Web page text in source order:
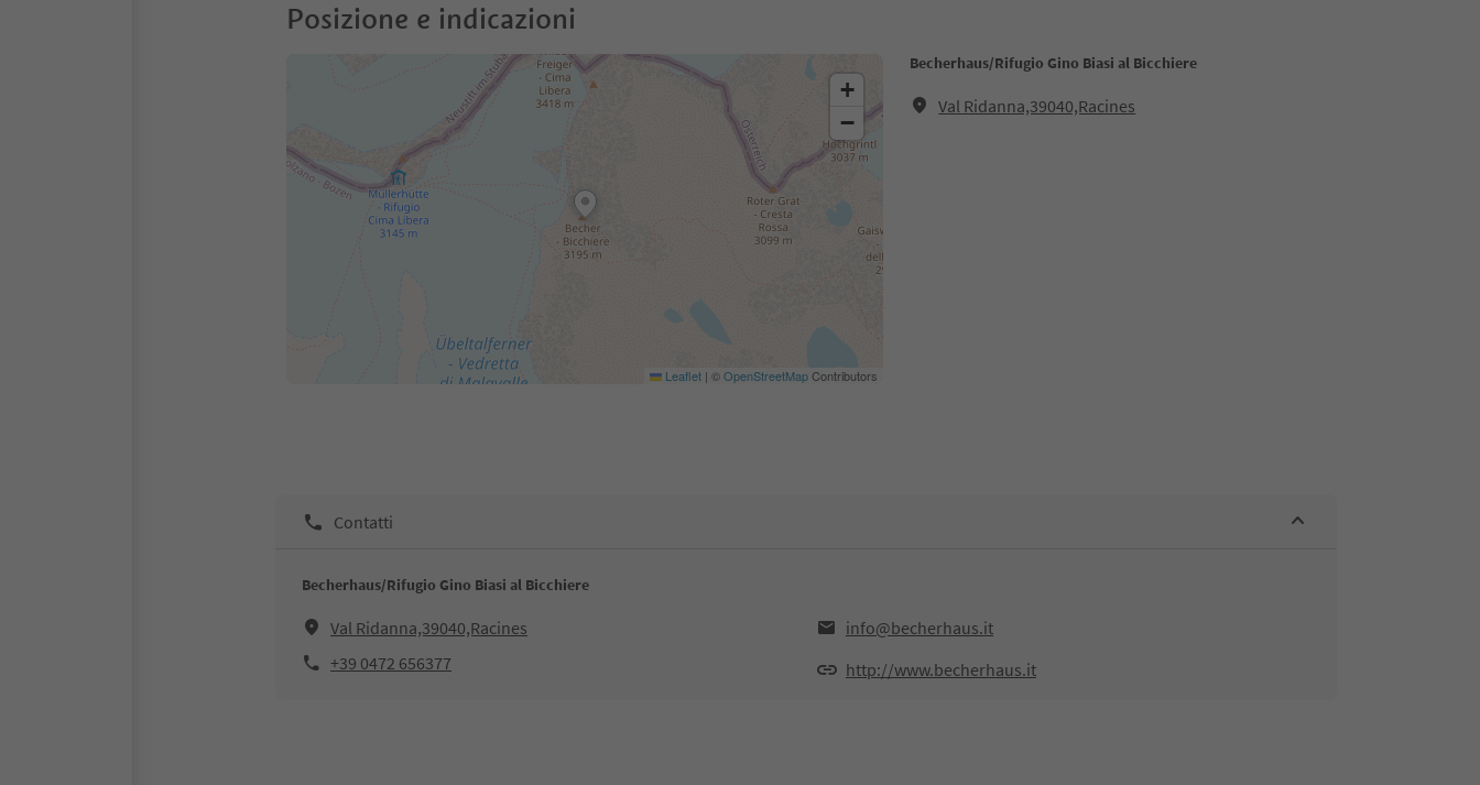
Posizione e indicazioni
Becherhaus/Rifugio Gino Biasi al Bicchiere
Val Ridanna,39040,Racines
+
−
Leaflet | ©OpenStreetMapContributors
Contatti
Becherhaus/Rifugio Gino Biasi al Bicchiere
Val Ridanna,39040,Racines
info@becherhaus.it
+39 0472 656377
http://www.becherhaus.it